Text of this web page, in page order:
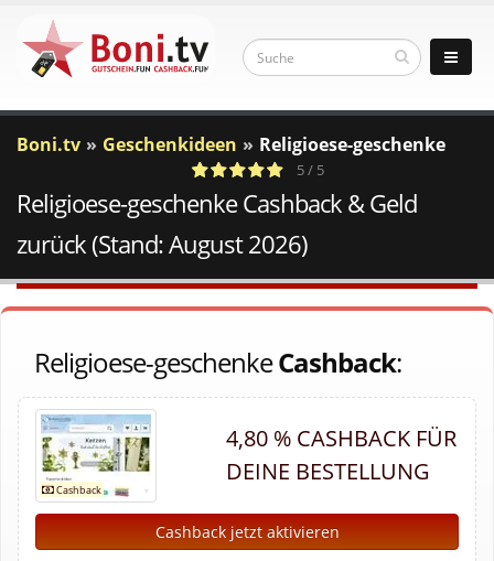
Boni.tv Geschenkideen Religioese-geschenke
a
c
1 Votes
5 / 5
Religioese-geschenke Cashback & Geld
zurück (Stand: August 2026)
Religioese-geschenkeCashback:
4,80 % CASHBACK FÜR
DEINE BESTELLUNG
Cashback jetzt aktivieren